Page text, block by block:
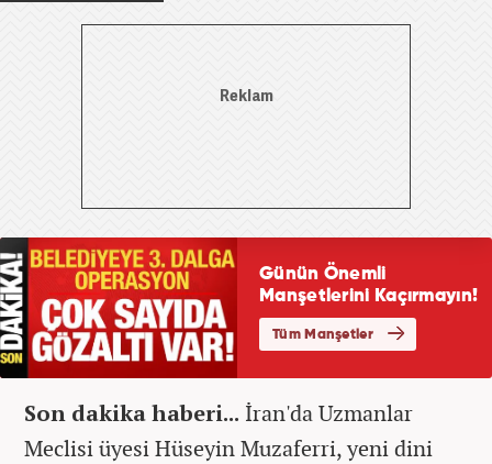
Son dakika haberi... İran'da Uzmanlar
Meclisi üyesi Hüseyin Muzaferri, yeni dini